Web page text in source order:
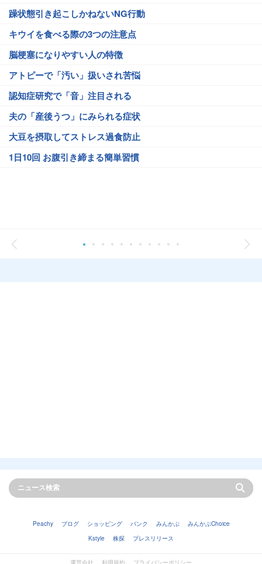
躁状態引き起こしかねないNG行動
キウイを食べる際の3つの注意点
脳梗塞になりやすい人の特徴
アトピーで「汚い」扱いされ苦悩
認知症研究で「音」注目される
夫の「産後うつ」にみられる症状
大豆を摂取してストレス過食防止
1日10回 お腹引き締まる簡単習慣
Peachy ブログ ショッピング バンク みんかぶ
みんかぶChoice
Kstyle
株探 プレスリリース
運営会社 利用規約 プライバシーポリシー